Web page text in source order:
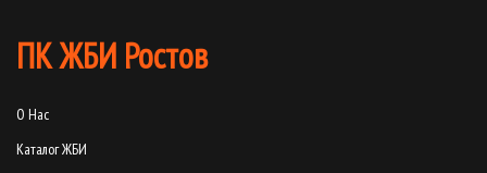
ПК ЖБИ Ростов
О Нас
Каталог ЖБИ